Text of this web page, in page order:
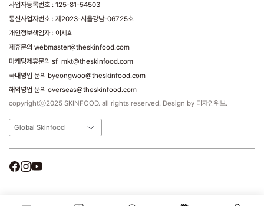
사업자등록번호 : 125-81-54503
통신사업자번호 : 제2023-서울강남-06725호
개인정보책임자 : 이세희
제휴문의 webmaster@theskinfood.com
마케팅제휴문의 sf_mkt@theskinfood.com
국내영업 문의 byeongwoo@theskinfood.com
해외영업 문의 overseas@theskinfood.com
copyrightⓒ2025 SKINFOOD. all rights reserved. Design by 디자인위브.
Global Skinfood